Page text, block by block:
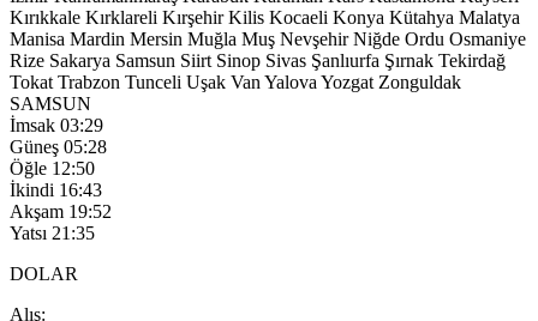
Kırıkkale Kırklareli Kırşehir Kilis Kocaeli Konya Kütahya Malatya
Manisa Mardin Mersin Muğla Muş Nevşehir Niğde Ordu Osmaniye
Rize Sakarya Samsun Siirt Sinop Sivas Şanlıurfa Şırnak Tekirdağ
Tokat Trabzon Tunceli Uşak Van Yalova Yozgat Zonguldak
SAMSUN
İmsak 03:29
Güneş 05:28
Öğle 12:50
İkindi 16:43
Akşam 19:52
Yatsı 21:35
DOLAR
Alış: